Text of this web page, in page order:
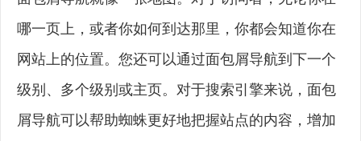
哪一页上，或者你如何到达那里，你都会知道你在
网站上的位置。您还可以通过面包屑导航到下一个
级别、多个级别或主页。对于搜索引擎来说，面包
屑导航可以帮助蜘蛛更好地把握站点的内容，增加